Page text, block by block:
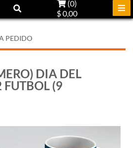
(0)
$ 0,00
PEDIDO
DIA DEL
(9